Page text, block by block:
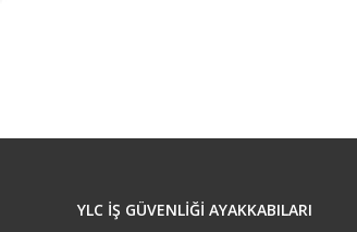
YLC İŞ GÜVENLİĞİ AYAKKABILARI